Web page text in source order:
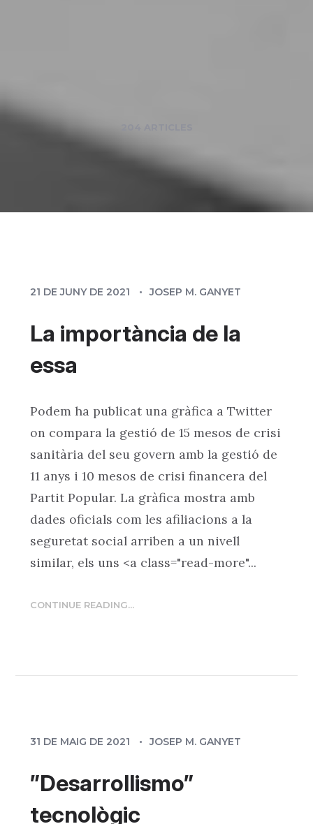
21 DE JUNY DE 2021 JOSEP M. GANYET
La importància de la
essa
Podem ha publicat una gràfica a Twitter
on compara la gestió de 15 mesos de crisi
sanitària del seu govern amb la gestió de
11 anys i 10 mesos de crisi financera del
Partit Popular. La gràfica mostra amb
dades oficials com les afiliacions a la
seguretat social arriben a un nivell
similar, els uns <a class="read-more"...
CONTINUE READING...
31 DE MAIG DE 2021 JOSEP M. GANYET
”Desarrollismo”
tecnològic